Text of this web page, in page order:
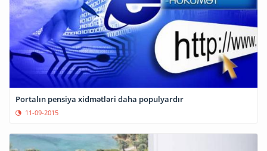
Portalın pensiya xidmətləri daha populyardır
11-09-2015